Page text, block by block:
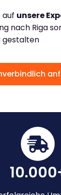
auf unsere
nach Riga
gestalten